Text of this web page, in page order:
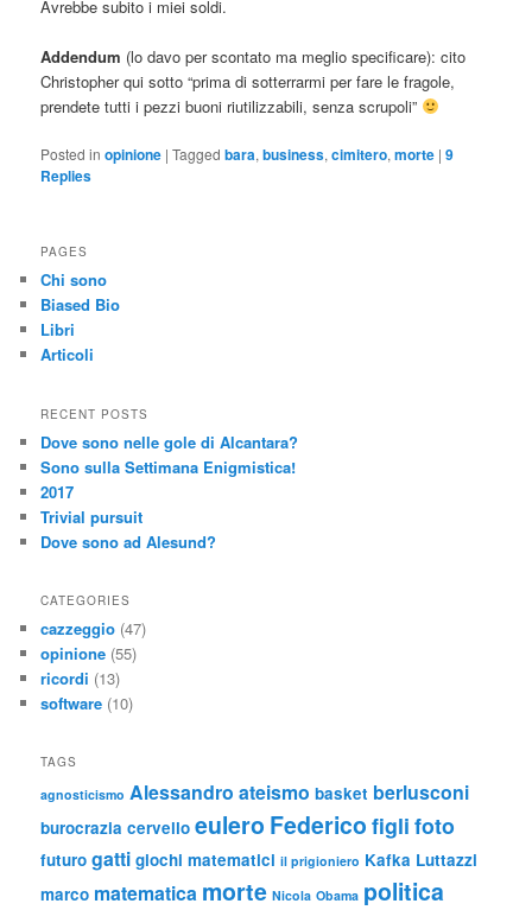
Avrebbe subito i miei soldi.
Addendum (lo davo per scontato ma meglio specificare): cito
Christopher qui sotto “prima di sotterrarmi per fare le fragole,
prendete tutti i pezzi buoni riutilizzabili, senza scrupoli”
Posted in opinione |Tagged bara,business,cimitero,morte |9
Replies
PAGES
Chi sono
Biased Bio
Libri
Articoli
RECENT POSTS
Dove sono nelle gole di Alcantara?
Sono sulla Settimana Enigmistica!
2017
Trivial pursuit
Dove sono ad Alesund?
CATEGORIES
cazzeggio (47)
opinione (55)
ricordi (13)
software (10)
TAGS
agnosticismo Alessandro ateismo basket berlusconi
burocrazia cervello eulero Federico figli foto
futuro gatti giochi matematici il prigioniero Kafka Luttazzi
marco matematica morte Nicola Obama politica